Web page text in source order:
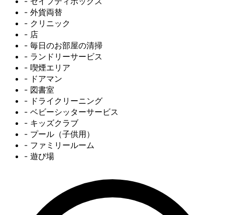
- 外貨両替
- クリニック
- 店
- 毎日のお部屋の清掃
- ランドリーサービス
- 喫煙エリア
- ドアマン
- 図書室
- ドライクリーニング
- ベビーシッターサービス
- キッズクラブ
- プール（子供用）
- ファミリールーム
- 遊び場